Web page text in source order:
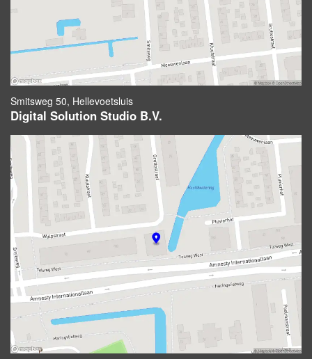
Smitsweg 50, Hellevoetsluis
Digital Solution Studio B.V.